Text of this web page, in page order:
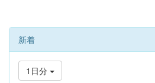
新着
1日分